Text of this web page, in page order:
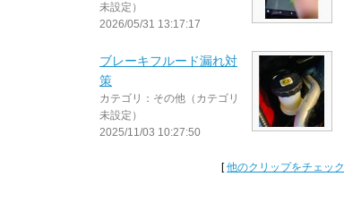
未設定）
2026/05/31 13:17:17
ブレーキフルード漏れ対
策
カテゴリ：その他（カテゴリ
未設定）
2025/11/03 10:27:50
[他のクリップをチェック